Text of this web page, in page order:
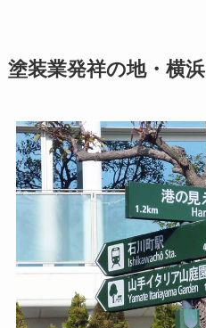
塗装業発祥の地・横浜